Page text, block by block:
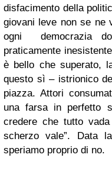
disfacimento della
giovani leve non se ne
ogni democrazia
praticamente
è bello che superato,
questo sì – istrionico
piazza. Attori
una farsa in perfetto
credere che tutto
scherzo vale”. Data
speriamo proprio di no.